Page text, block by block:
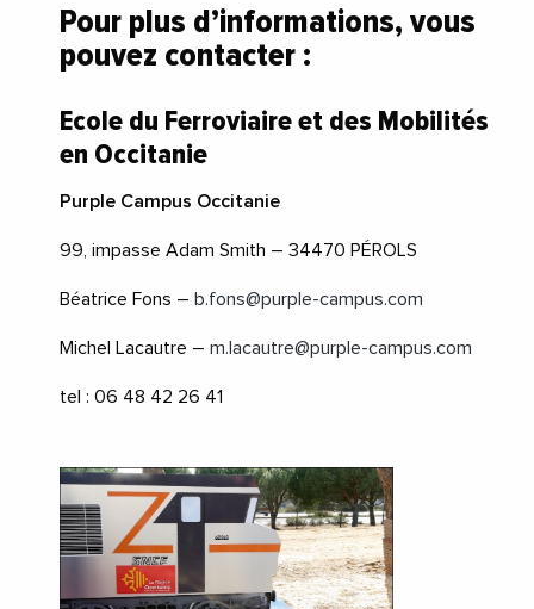
Pour plus d’informations, vous
pouvez contacter :
Ecole du Ferroviaire et des Mobilités
en Occitanie
Purple Campus Occitanie
99, impasse Adam Smith – 34470 PÉROLS
Béatrice Fons – b.fons@purple-campus.com
Michel Lacautre – m.lacautre@purple-campus.com
tel : 06 48 42 26 41